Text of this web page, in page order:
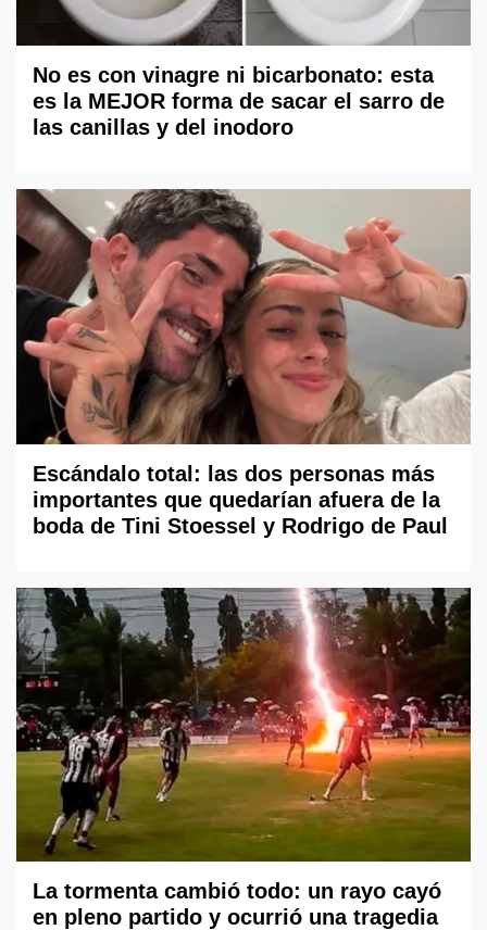
No es con vinagre ni bicarbonato: esta
es la MEJOR forma de sacar el sarro de
las canillas y del inodoro
Escándalo total: las dos personas más
importantes que quedarían afuera de la
boda de Tini Stoessel y Rodrigo de Paul
La tormenta cambió todo: un rayo cayó
en pleno partido y ocurrió una tragedia